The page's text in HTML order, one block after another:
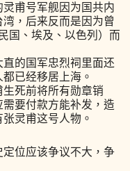
甫号军舰因为国共内
，后来反而是因为曾
国、埃及、以色列）而
的国军忠烈祠里面还
已经移居上海。
死前将所有勋章销
要付款方能补发，造
灵甫这号人物。
位应该争议不大，争